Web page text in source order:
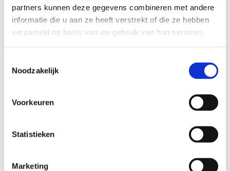
partners kunnen deze gegevens combineren met andere
informatie die u aan ze heeft verstrekt of die ze hebben
verzameld op basis van uw gebruik van hun services.
Noodzakelijk
Voorkeuren
Statistieken
Marketing